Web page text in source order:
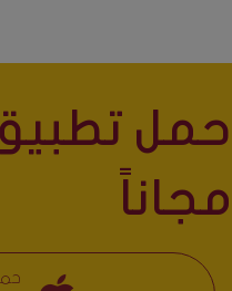
حمل
مجاناً